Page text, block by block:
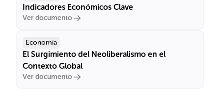
Indicadores Económicos Clave
Ver documento
Economía
El Surgimiento del Neoliberalismo en el
Contexto Global
Ver documento